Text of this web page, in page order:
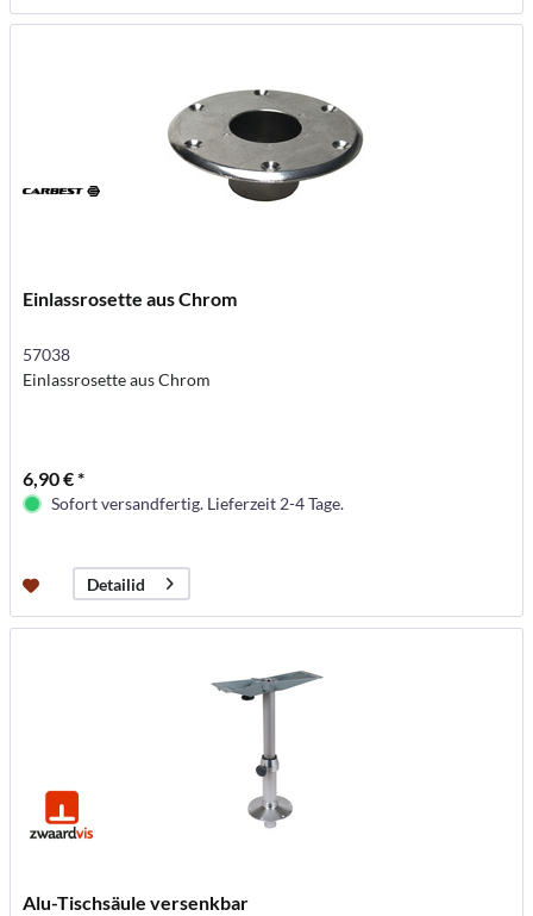
Einlassrosette aus Chrom
57038
Einlassrosette aus Chrom
6,90 € *
Sofort versandfertig. Lieferzeit 2-4 Tage.
Detailid
Alu-Tischsäule versenkbar